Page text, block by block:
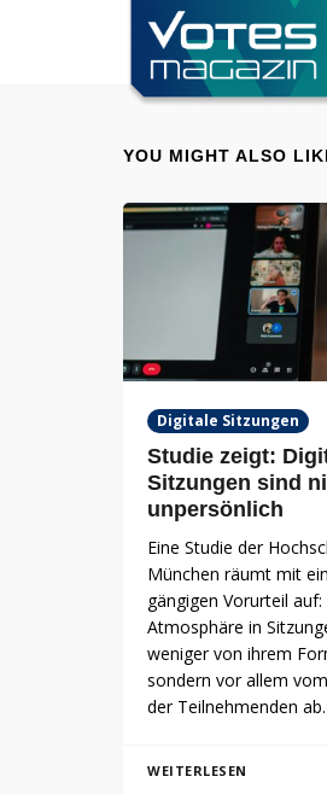
YOU MIGHT ALSO
Digitale Sitzungen
Studie zeigt:
Sitzungen sind
unpersönlich
Eine Studie der
München räumt mit
gängigen Vorurteil auf:
Atmosphäre in
weniger von ihrem
sondern vor allem
der Teilnehmenden ab.
WEITERLESEN